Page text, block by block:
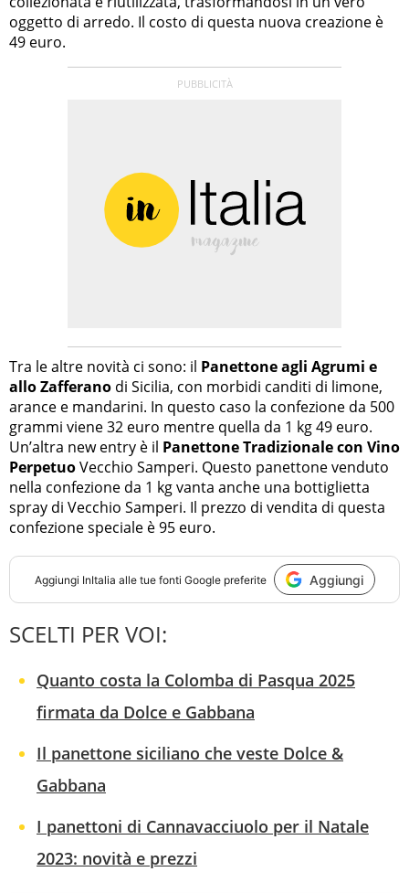
oggetto di arredo. Il costo di questa nuova creazione è
49 euro.
Tra le altre novità ci sono: il Panettone agli Agrumi e
allo Zafferano di Sicilia, con morbidi canditi di limone,
arance e mandarini. In questo caso la confezione da 500
grammi viene 32 euro mentre quella da 1 kg 49 euro.
Un’altra new entry è il Panettone Tradizionale con Vino
PerpetuoVecchio Samperi. Questo panettone venduto
nella confezione da 1 kg vanta anche una bottiglietta
spray di Vecchio Samperi. Il prezzo di vendita di questa
confezione speciale è 95 euro.
Aggiungi InItalia alle tue fonti Google preferite Aggiungi
SCELTI PER VOI:
Quanto costa la Colomba di Pasqua 2025
firmata da Dolce e Gabbana
Il panettone siciliano che veste Dolce &
Gabbana
I panettoni di Cannavacciuolo per il Natale
2023: novità e prezzi